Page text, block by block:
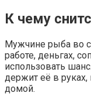
К чему
Мужчине рыба во
работе, деньгах,
использовать
держит её в
домой.